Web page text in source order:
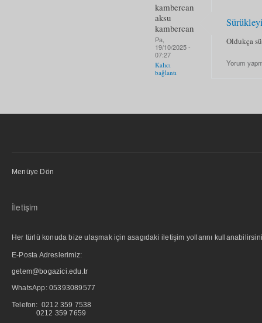
kambercan
aksu
kambercan
Pa,
19/10/2025 -
07:27
Kalıcı
bağlantı
Oldukça
Yorum
Menüye Dön
İletişim
Her türlü konuda bize ulaşmak için asagıdaki iletişim yollarını
E-Posta Adreslerimiz:
getem@bogazici.edu.tr
WhatsApp: 05393089577
Telefon: 0212 359 7538
0212 359 7659